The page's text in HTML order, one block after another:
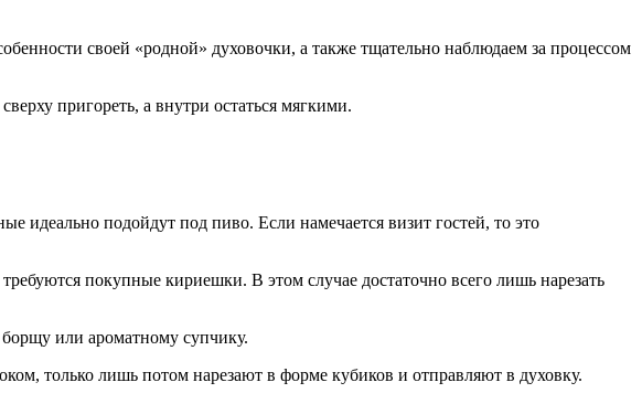
своей «родной» духовочки, а также тщательно наблюдаем за процессом
пригореть, а внутри остаться мягкими.
идеально подойдут под пиво. Если намечается визит гостей, то это
покупные кириешки. В этом случае достаточно всего лишь нарезать
или ароматному супчику.
только лишь потом нарезают в форме кубиков и отправляют в духовку.